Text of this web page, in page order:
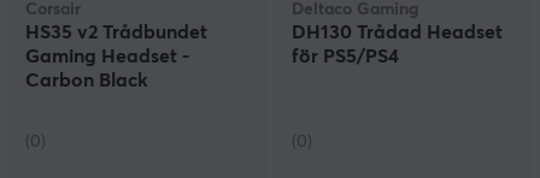
Corsair
HS35 v2 Trådbundet
Gaming Headset -
Carbon Black
(0)
Deltaco Gaming
DH130 Trådad Headset
för PS5/PS4
(0)